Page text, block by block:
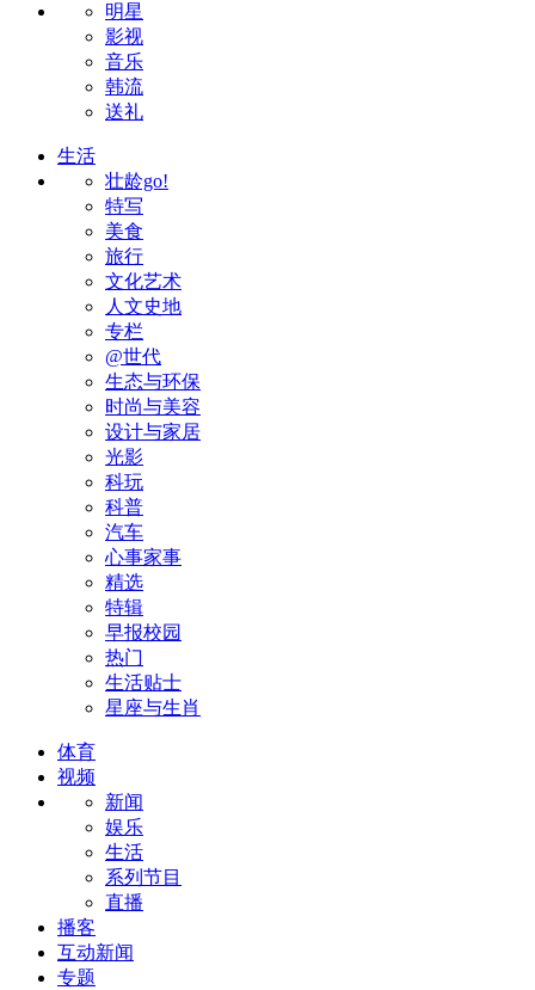
明星
影视
音乐
韩流
送礼
生活
壮龄go!
特写
美食
旅行
文化艺术
人文史地
专栏
@世代
生态与环保
时尚与美容
设计与家居
光影
科玩
科普
汽车
心事家事
精选
特辑
早报校园
热门
生活贴士
星座与生肖
体育
视频
新闻
娱乐
生活
系列节目
直播
播客
互动新闻
专题